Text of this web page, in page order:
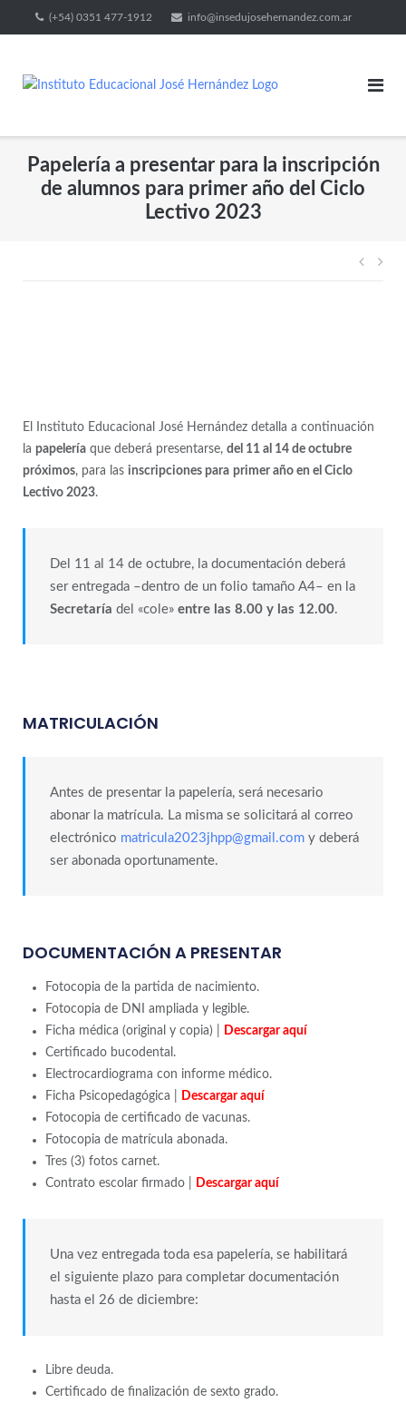
(+54) 0351 477-1912 info@insedujosehernandez.com.ar
Papelería a presentar para la inscripción
de alumnos para primer año del Ciclo
Lectivo 2023
El Instituto Educacional José Hernández detalla a continuación
la papeleríaque deberá presentarse, del 11 al 14 de octubre
próximos, para las inscripciones para primer año en el Ciclo
Lectivo 2023.
Del 11 al 14 de octubre, la documentación deberá
ser entregada –dentro de un folio tamaño A4– en la
Secretaría del «cole» entre las 8.00 y las 12.00.
MATRICULACIÓN
Antes de presentar la papelería, será necesario
abonar la matrícula. La misma se solicitará al correo
electrónico matricula2023jhpp@gmail.comy deberá
ser abonada oportunamente.
DOCUMENTACIÓN A PRESENTAR
Fotocopia de la partida de nacimiento.
Fotocopia de DNI ampliada y legible.
Ficha médica (original y copia) |
Descargar aquí
Certificado bucodental.
Electrocardiograma con informe médico.
Ficha Psicopedagógica |
Descargar aquí
Fotocopia de certificado de vacunas.
Fotocopia de matrícula abonada.
Tres (3) fotos carnet.
Contrato escolar firmado |
Descargar aquí
Una vez entregada toda esa papelería, se habilitará
el siguiente plazo para completar documentación
hasta el 26 de diciembre:
Libre deuda.
Certificado de finalización de sexto grado.